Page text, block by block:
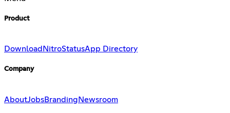
Product
Download NitroStatusApp Directory
Company
AboutJobsBranding Newsroom